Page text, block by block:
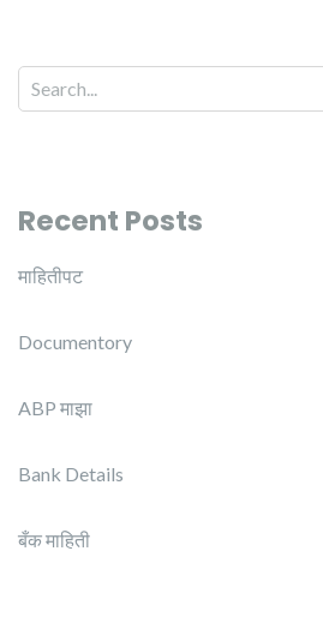
Recent Posts
माहितीपट
Documentory
ABP माझा
Bank Details
बँक माहिती